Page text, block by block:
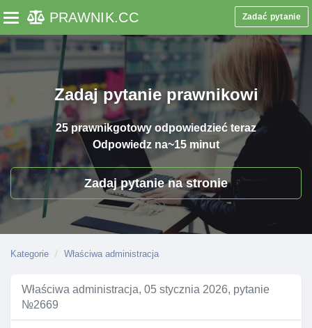
Toggle navigation
PRAWNIK.CC Zadać pytanie
Zadaj pytanie prawnikowi
25 prawnikgotowy odpowiedzieć teraz
Odpowiedz na~15 minut
Zadaj pytanie na stronie
Kategorie Właściwa administracja
Właściwa administracja, 05 stycznia 2026, pytanie
№2669